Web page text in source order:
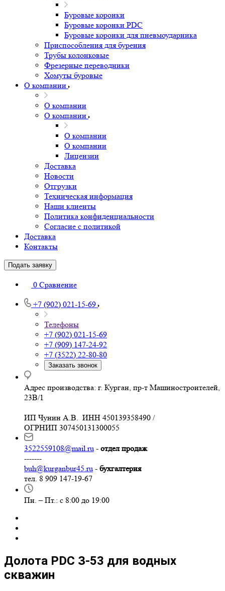
Буровые коронки
Буровые коронки PDC
Буровые коронки для пневмоударника
Приспособления для бурения
Трубы колонковые
Фрезерные переводники
Хомуты буровые
О компании
О компании
О компании
О компании
О компании
Лицензии
Доставка
Новости
Отгрузки
Техническая информация
Наши клиенты
Политика конфиденциальности
Согласие с политикой
Доставка
Контакты
Подать заявку
0 Сравнение
+7 (902) 021-15-69
Телефоны
+7 (902) 021-15-69
+7 (909) 147-24-92
+7 (3522) 22-80-80
Заказать звонок
Адрес производства: г. Курган, пр-т Машиностроителей,
23В/1
ИП Чунин А.В. ИНН 450139358490 /
ОГРНИП 307450131300055
3522559108@mail.ru - отдел продаж
-------
buh@kurganbur45.ru - бухгалтерия
тел. 8 909 147-19-67
Пн. – Пт.: с 8:00 до 19:00
Долота PDC З-53 для водных
скважин